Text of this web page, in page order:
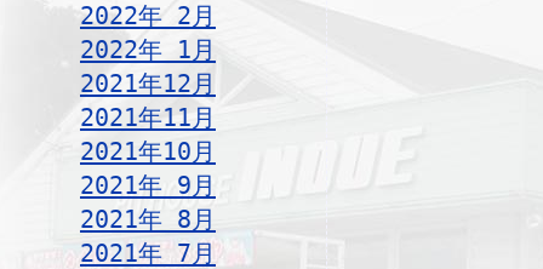
2022年 2月
2022年 1月
2021年12月
2021年11月
2021年10月
2021年 9月
2021年 8月
2021年 7月